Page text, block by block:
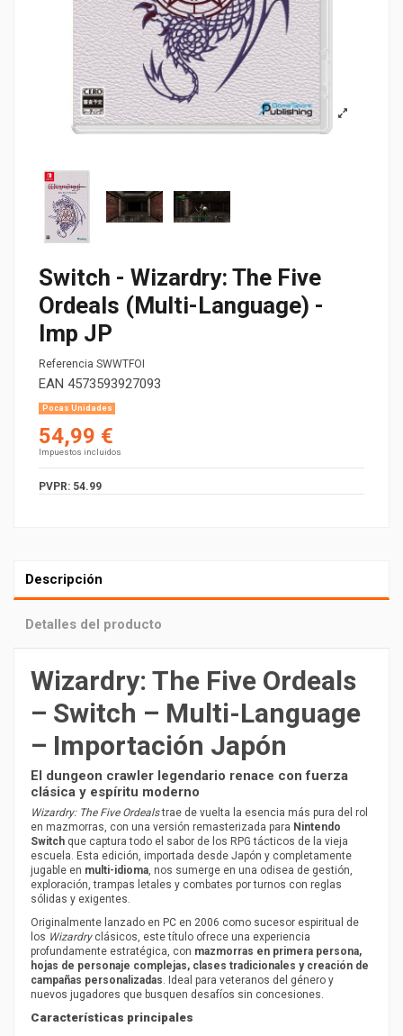
Switch - Wizardry: The Five
Ordeals (Multi-Language) -
Imp JP
Referencia SWWTFOI
EAN 4573593927093
Pocas Unidades
54,99 €
Impuestos incluidos
PVPR: 54.99
Descripción
Detalles del producto
Wizardry: The Five Ordeals
– Switch – Multi-Language
– Importación Japón
El dungeon crawler legendario renace con fuerza
clásica y espíritu moderno
Wizardry: The Five Ordealstrae de vuelta la esencia más pura del rol
en mazmorras, con una versión remasterizada para Nintendo
Switch que captura todo el sabor de los RPG tácticos de la vieja
escuela. Esta edición, importada desde Japón y completamente
jugable en multi-idioma, nos sumerge en una odisea de gestión,
exploración, trampas letales y combates por turnos con reglas
sólidas y exigentes.
Originalmente lanzado en PC en 2006 como sucesor espiritual de
los Wizardryclásicos, este título ofrece una experiencia
profundamente estratégica, con mazmorras en primera persona,
hojas de personaje complejas, clases tradicionales y creación de
campañas personalizadas. Ideal para veteranos del género y
nuevos jugadores que busquen desafíos sin concesiones.
Características principales